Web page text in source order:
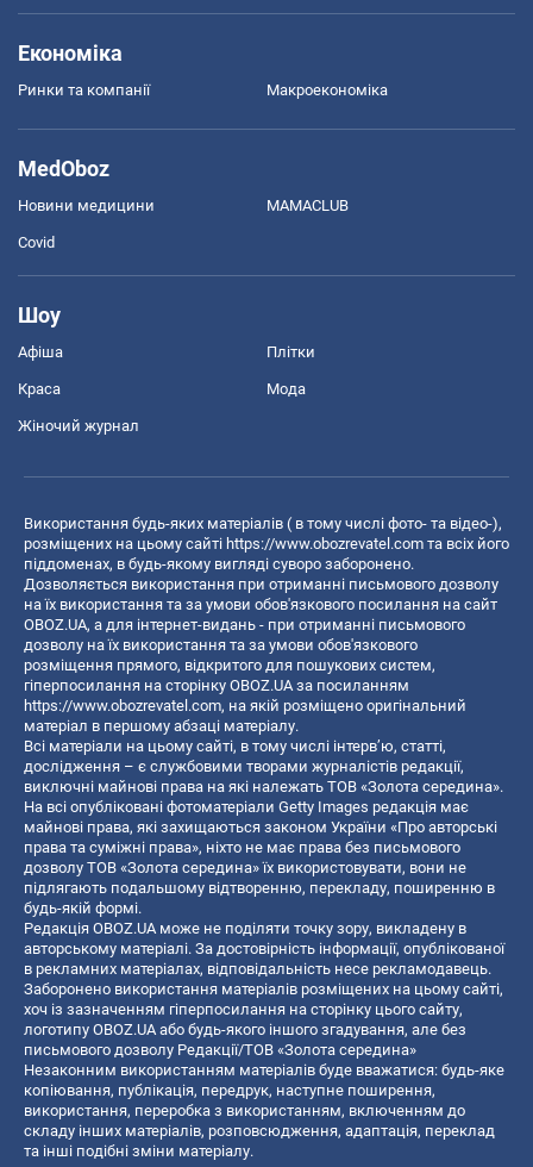
Економіка
Ринки та компанії Макроекономіка
MedOboz
Новини медицини MAMACLUB
Covid
Шоу
Афіша Плітки
Краса Мода
Жіночий журнал
Використання будь-яких матеріалів ( в тому числі фото- та відео-),
розміщених на цьому сайті https://www.obozrevatel.com та всіх його
піддоменах, в будь-якому вигляді суворо заборонено.
Дозволяється використання при отриманні письмового дозволу
на їх використання та за умови обов'язкового посилання на сайт
OBOZ.UA, а для інтернет-видань - при отриманні письмового
дозволу на їх використання та за умови обов'язкового
розміщення прямого, відкритого для пошукових систем,
гіперпосилання на сторінку OBOZ.UA за посиланням
https://www.obozrevatel.com, на якій розміщено оригінальний
матеріал в першому абзаці матеріалу.
Всі матеріали на цьому сайті, в тому числі інтерв’ю, статті,
дослідження – є службовими творами журналістів редакції,
виключні майнові права на які належать ТОВ «Золота середина».
На всі опубліковані фотоматеріали Getty Images редакція має
майнові права, які захищаються законом України «Про авторські
права та суміжні права», ніхто не має права без письмового
дозволу ТОВ «Золота середина» їх використовувати, вони не
підлягають подальшому відтворенню, перекладу, поширенню в
будь-якій формі.
Редакція OBOZ.UA може не поділяти точку зору, викладену в
авторському матеріалі. За достовірність інформації, опублікованої
в рекламних матеріалах, відповідальність несе рекламодавець.
Заборонено використання матеріалів розміщених на цьому сайті,
хоч із зазначенням гіперпосилання на сторінку цього сайту,
логотипу OBOZ.UA або будь-якого іншого згадування, але без
письмового дозволу Редакції/ТОВ «Золота середина»
Незаконним використанням матеріалів буде вважатися: будь-яке
копiювання, публiкацiя, передрук, наступне поширення,
використання, переробка з використанням, включенням до
складу інших матеріалів, розповсюдження, адаптація, переклад
та інші подібні зміни матеріалу.